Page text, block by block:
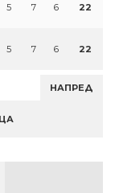
5 7 6 22
5 7 6 22
НАПРЕД